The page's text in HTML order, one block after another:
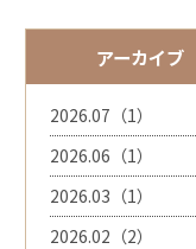
アーカイブ
2026.07（1）
2026.06（1）
2026.03（1）
2026.02（2）